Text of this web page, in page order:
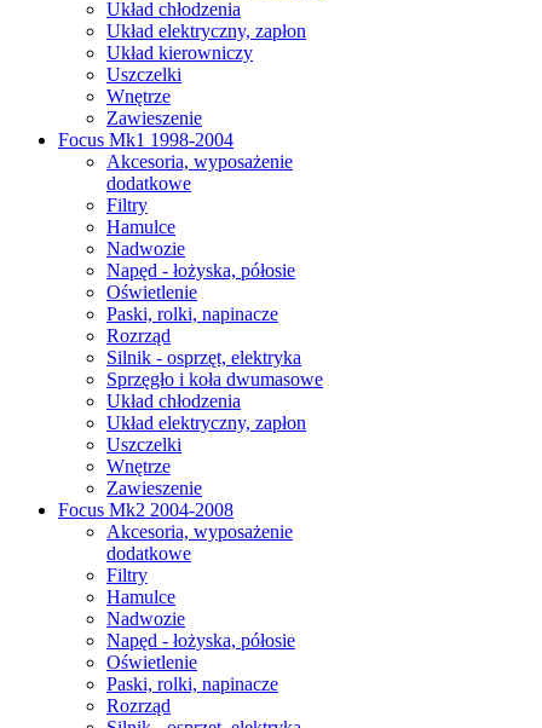
Układ chłodzenia
Układ elektryczny, zapłon
Układ kierowniczy
Uszczelki
Wnętrze
Zawieszenie
Focus Mk1 1998-2004
Akcesoria, wyposażenie
dodatkowe
Filtry
Hamulce
Nadwozie
Napęd - łożyska, półosie
Oświetlenie
Paski, rolki, napinacze
Rozrząd
Silnik - osprzęt, elektryka
Sprzęgło i koła dwumasowe
Układ chłodzenia
Układ elektryczny, zapłon
Uszczelki
Wnętrze
Zawieszenie
Focus Mk2 2004-2008
Akcesoria, wyposażenie
dodatkowe
Filtry
Hamulce
Nadwozie
Napęd - łożyska, półosie
Oświetlenie
Paski, rolki, napinacze
Rozrząd